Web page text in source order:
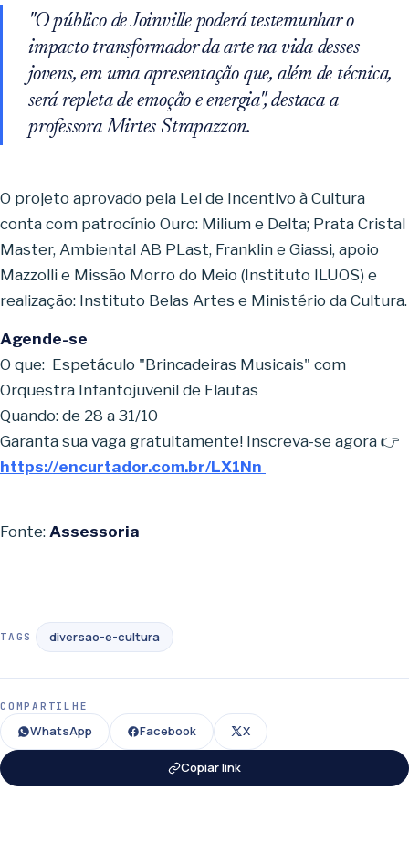
"O público de Joinville poderá testemunhar o
impacto transformador da arte na vida desses
jovens, em uma apresentação que, além de técnica,
será repleta de emoção e energia", destaca a
professora Mirtes Strapazzon.
O projeto aprovado pela Lei de Incentivo à Cultura
conta com patrocínio Ouro: Milium e Delta; Prata Cristal
Master, Ambiental AB PLast, Franklin e Giassi, apoio
Mazzolli e Missão Morro do Meio (Instituto ILUOS) e
realização: Instituto Belas Artes e Ministério da Cultura.
Agende-se
O que: Espetáculo "Brincadeiras Musicais" com
Orquestra Infantojuvenil de Flautas
Quando: de 28 a 31/10
Garanta sua vaga gratuitamente! Inscreva-se agora 👉
https://encurtador.com.br/LX1Nn
Fonte: Assessoria
TAGS diversao-e-cultura
COMPARTILHE
WhatsApp Facebook X
Copiar link